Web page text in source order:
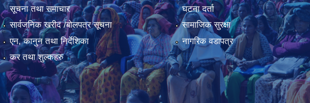
सूचना तथा समाचार
सार्वजनिक खरीद /बोलपत्र सूचना
एन, कानुन तथा निर्देशिका
कर तथा शुल्कहरु
घटना दर्ता
सामाजिक सुरक्षा
नागरिक वडापत्र